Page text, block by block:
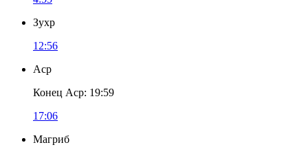
Зухр
12:56
Аср
Конец Аср: 19:59
17:06
Магриб